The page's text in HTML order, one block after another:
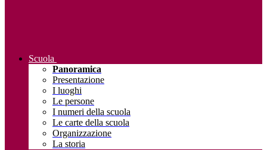
Scuola
Panoramica
Presentazione
I luoghi
Le persone
I numeri della scuola
Le carte della scuola
Organizzazione
La storia